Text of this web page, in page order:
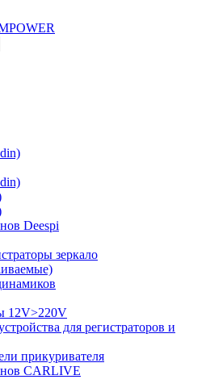
Deespi
зеркало
12V>220V
для регистраторов и
прикуривателя
CARLIVE